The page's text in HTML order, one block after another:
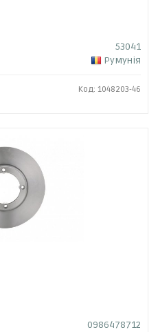
53041
Румунія
Код: 1048203-46
0986478712